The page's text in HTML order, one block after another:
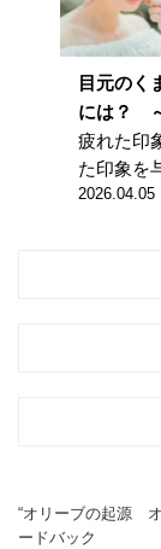
目元のく
には？
疲れた印
た印象を
2026.04.05
“オリーブの起源
ードバック